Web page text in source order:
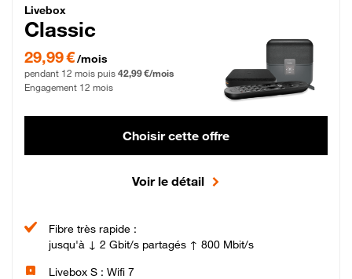
Livebox Classic Fibre
Livebox
Classic
29,99 € par mois pendant 12 mois puis 42,99 € par mois, Engagement 12 mois
29,99 €/mois
pendant 12 mois puis 42,99 €/mois
Engagement 12 mois
Choisir cette offre
Voir le détail
Fibre très rapide :
jusqu'à ↓ 2 Gbit/s partagés ↑ 800 Mbit/s
Livebox S : Wifi 7